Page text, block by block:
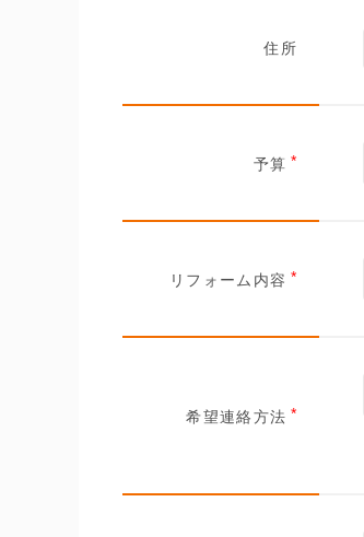
住所
予算
リフォーム内容
希望連絡方法